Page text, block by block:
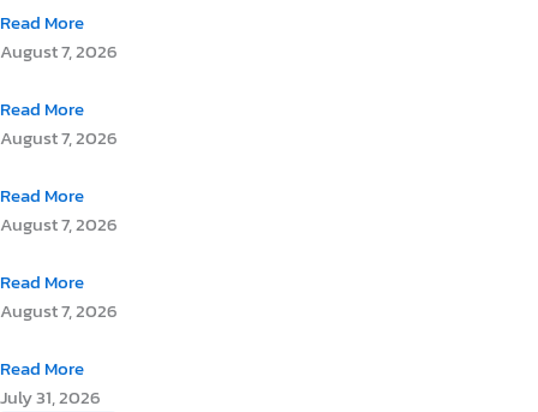
Read More
August 7, 2026
Read More
August 7, 2026
Read More
August 7, 2026
Read More
August 7, 2026
Read More
July 31, 2026